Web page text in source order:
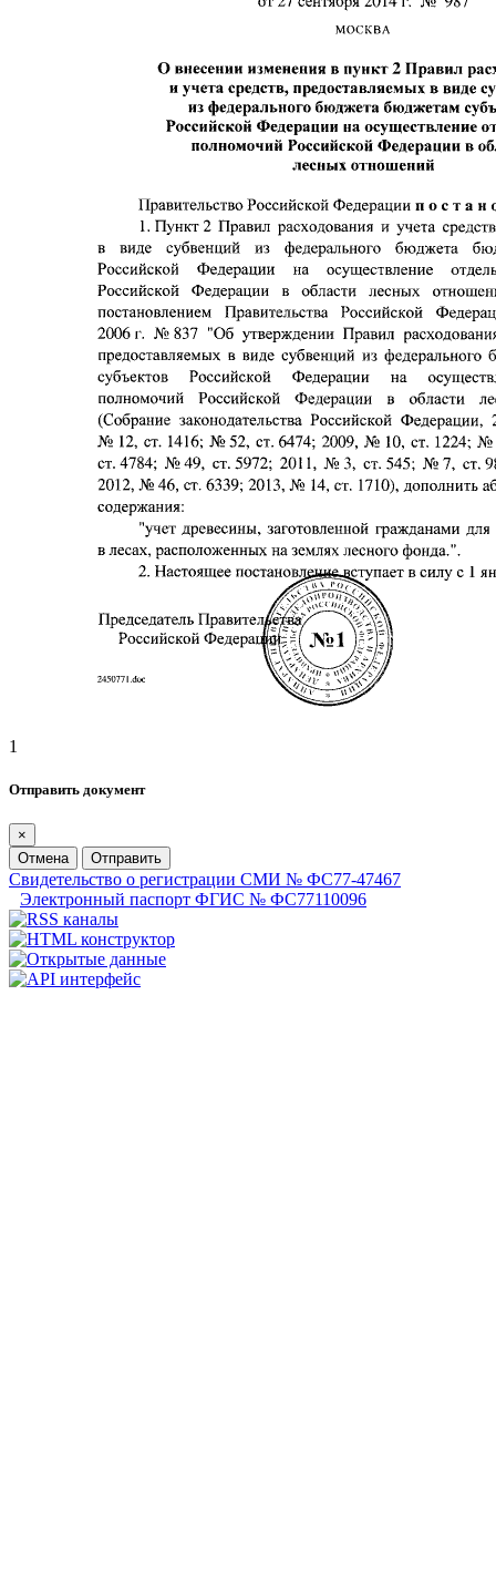
1
Отправить документ
×
Отмена
Отправить
Свидетельство о регистрации СМИ № ФС77-47467
Электронный паспорт ФГИС № ФС77110096